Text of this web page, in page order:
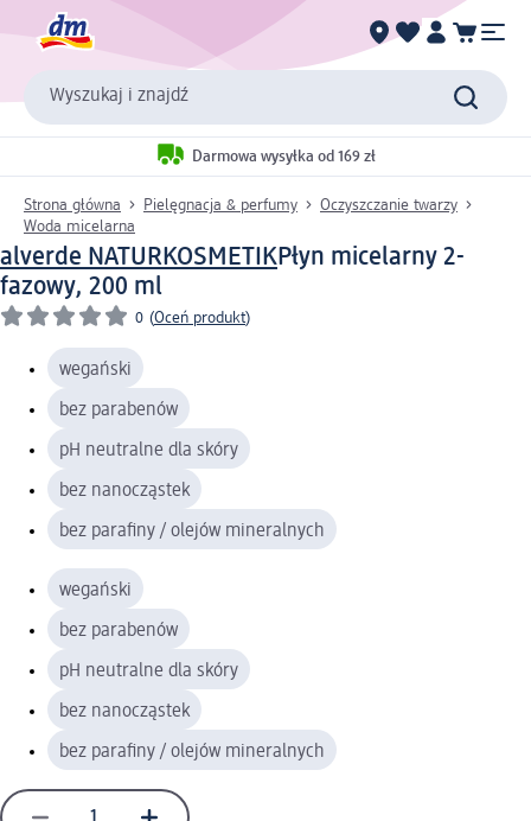
Wyszukaj i znajdź
Darmowa wysyłka od 169 zł
Strona główna Pielęgnacja & perfumy
Oczyszczanie twarzy
Woda micelarna
alverde NATURKOSMETIKPłyn micelarny 2-
fazowy, 200 ml
0 (Oceń produkt)
wegański
bez parabenów
pH neutralne dla skóry
bez nanocząstek
bez parafiny / olejów mineralnych
wegański
bez parabenów
pH neutralne dla skóry
bez nanocząstek
bez parafiny / olejów mineralnych